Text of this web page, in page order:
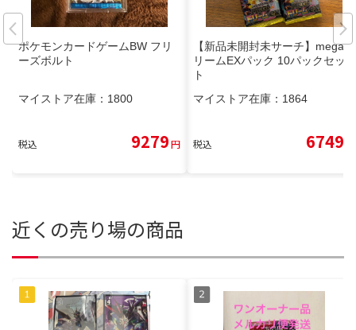
ポケモンカードゲームBW フリ
ーズボルト
マイストア在庫： 1800
税込 9279円
【新品未開封未サーチ】megaド
リームEXパック 10パックセッ
ト
マイストア在庫： 1864
税込 6749
近くの売り場の商品